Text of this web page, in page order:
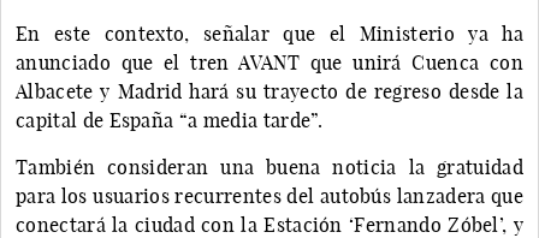
En este contexto, señalar que el Ministerio ya ha
anunciado que el tren AVANT que unirá Cuenca con
Albacete y Madrid hará su trayecto de regreso desde la
capital de España “a media tarde”.
También consideran una buena noticia la gratuidad
para los usuarios recurrentes del autobús lanzadera que
conectará la ciudad con la Estación ‘Fernando Zóbel’, y